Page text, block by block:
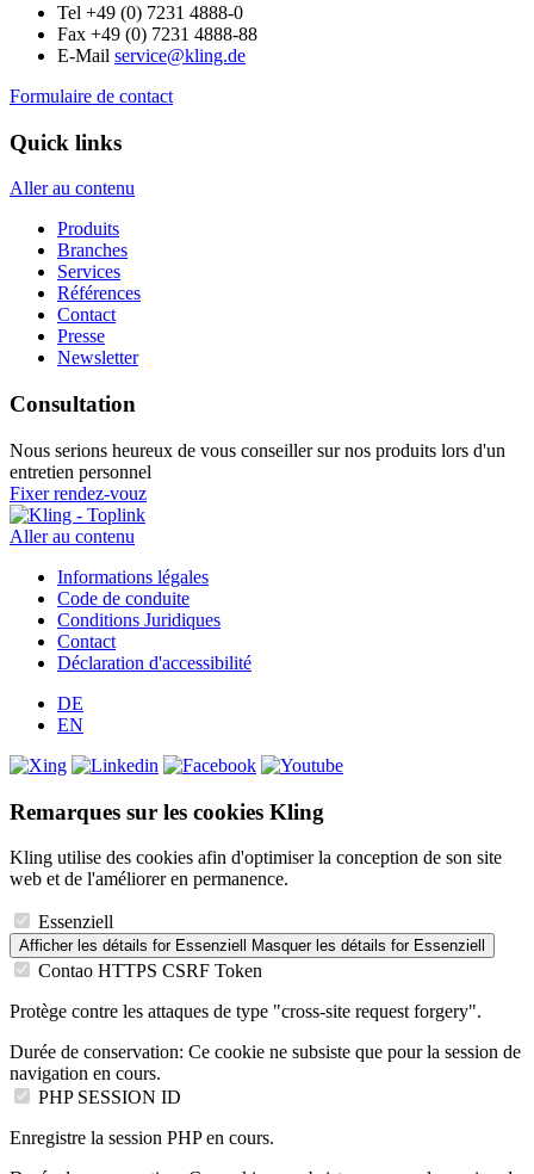
Tel +49 (0) 7231 4888-0
Fax +49 (0) 7231 4888-88
E-Mail service@kling.de
Formulaire de contact
Quick links
Aller au contenu
Produits
Branches
Services
Références
Contact
Presse
Newsletter
Consultation
Nous serions heureux de vous conseiller sur nos produits lors d'un
entretien personnel
Fixer rendez-vouz
Aller au contenu
Informations légales
Code de conduite
Conditions Juridiques
Contact
Déclaration d'accessibilité
DE
EN
Remarques sur les cookies Kling
Kling utilise des cookies afin d'optimiser la conception de son site
web et de l'améliorer en permanence.
Essenziell
Afficher les détails for Essenziell Masquer les détails for Essenziell
Contao HTTPS CSRF Token
Protège contre les attaques de type "cross-site request forgery".
Durée de conservation: Ce cookie ne subsiste que pour la session de
navigation en cours.
PHP SESSION ID
Enregistre la session PHP en cours.